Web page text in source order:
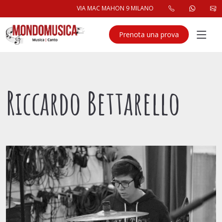
VIA MAC MAHON 9 MILANO
Prenota una prova
Riccardo Bettarello